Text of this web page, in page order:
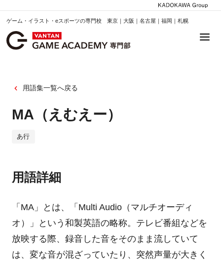
ゲーム・イラスト・eスポーツの専門校 東京｜大阪｜名古屋｜福岡｜札幌
用語集一覧へ戻る
MA（えむえー）
あ行
用語詳細
「MA」とは、「Multi Audio（マルチオーディ
オ）」という和製英語の略称。テレビ番組などを
放映する際、録音した音をそのまま流していて
は、変な音が混ざっていたり、突然声量が大きく